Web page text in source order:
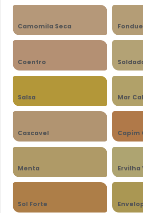
Camomila Seca Fondue
Coentro
Salsa Mar
Cascavel Capim
Menta Ervilha
Sol Forte